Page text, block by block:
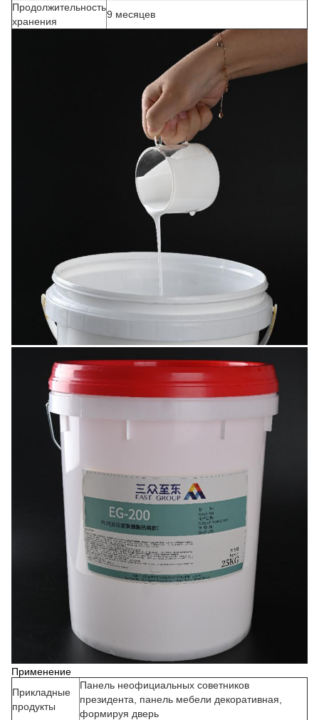
Продолжительность
хранения
9 месяцев
Применение
Прикладные
продукты
Панель неофициальных советников
президента, панель мебели декоративная,
формируя дверь